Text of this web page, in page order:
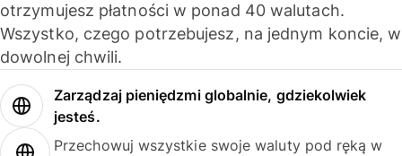
otrzymujesz płatności w ponad 40 walutach.
Wszystko, czego potrzebujesz, na jednym koncie, w
dowolnej chwili.
Zarządzaj pieniędzmi globalnie, gdziekolwiek
jesteś.
Przechowuj wszystkie swoje waluty pod ręką w